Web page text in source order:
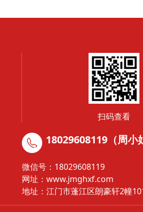
扫码查看
18029608119（周小
微信号：18029608119
网址： www.jmghxf.com
地址：江门市蓬江区朗豪轩2幢